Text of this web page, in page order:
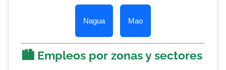
Nagua Mao
🏙️ Empleos por zonas y sectores